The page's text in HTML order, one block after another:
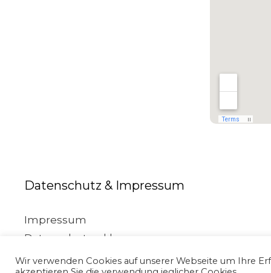
Datenschutz & Impressum
Impressum
Datenschutzerklaerung
Wir verwenden Cookies auf unserer Webseite um Ihre